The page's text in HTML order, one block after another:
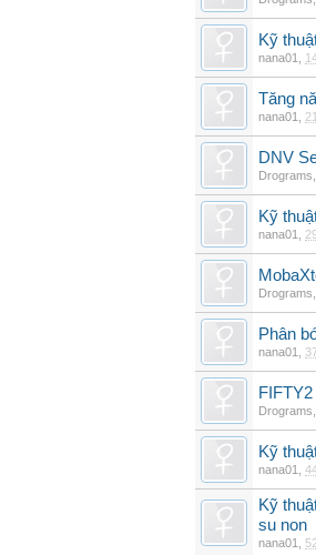
Kỹ
nana01
Tăng
nana01
DNV
Drograms
Kỹ
nana01
Drograms
Phân
nana01
Drograms
Kỹ
nana01
Kỹ
su non
nana01